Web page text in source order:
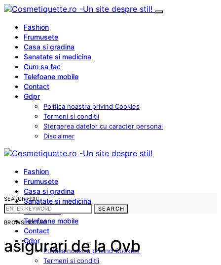
Fashion
Frumusete
Casa si gradina
Sanatate si medicina
Cum sa fac
Telefoane mobile
Contact
Gdpr
Politica noastra privind Cookies
Termeni si conditii
Stergerea datelor cu caracter personal
Disclaimer
Fashion
Frumusete
Casa si gradina
Sanatate si medicina
Cum sa fac
Telefoane mobile
Contact
Gdpr
Politica noastra privind Cookies
Termeni si conditii
SEARCH FOR:
SEARCH
BROWSING TAG
asigurari de la Ovb